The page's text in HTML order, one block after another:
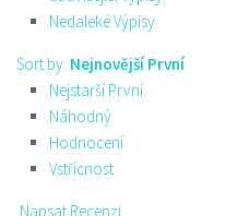
Nedaleké Výpisy
Sort by: Nejnovější První
Nejstarší První
Náhodný
Hodnocení
Vstřícnost
Napsat Recenzi